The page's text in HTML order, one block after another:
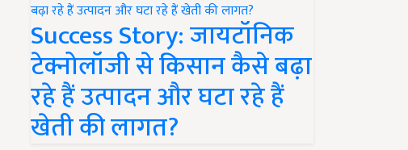
Success Story: जायटॉनिक
टेक्नोलॉजी से किसान कैसे बढ़ा
रहे हैं उत्पादन और घटा रहे हैं
खेती की लागत?